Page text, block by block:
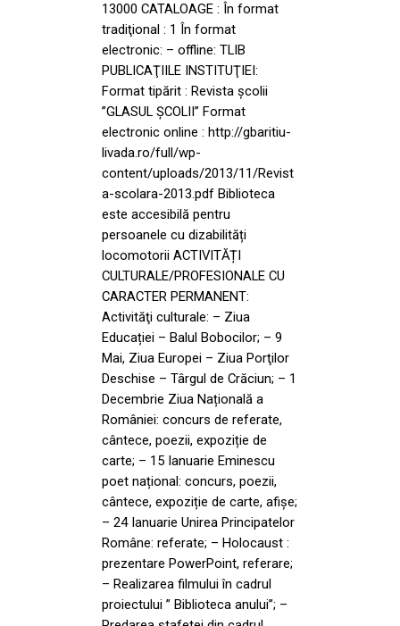
13000 CATALOAGE : În format
tradiţional : 1 În format
electronic: – offline: TLIB
PUBLICAŢIILE INSTITUŢIEI:
Format tipărit : Revista şcolii
”GLASUL ŞCOLII” Format
electronic online : http://gbaritiu-
livada.ro/full/wp-
content/uploads/2013/11/Revist
a-scolara-2013.pdf Biblioteca
este accesibilă pentru
persoanele cu dizabilități
locomotorii ACTIVITĂȚI
CULTURALE/PROFESIONALE CU
CARACTER PERMANENT:
Activităţi culturale: – Ziua
Educației – Balul Bobocilor; – 9
Mai, Ziua Europei – Ziua Porţilor
Deschise – Târgul de Crăciun; – 1
Decembrie Ziua Națională a
României: concurs de referate,
cântece, poezii, expoziție de
carte; – 15 Ianuarie Eminescu
poet național: concurs, poezii,
cântece, expoziție de carte, afișe;
– 24 Ianuarie Unirea Principatelor
Române: referate; – Holocaust :
prezentare PowerPoint, referare;
– Realizarea filmului în cadrul
proiectului ” Biblioteca anului”; –